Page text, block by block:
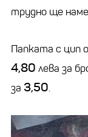
трудно ще
Папката с цип
4,80 лева за
за 3,50.